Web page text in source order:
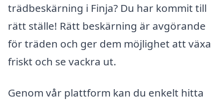
trädbeskärning i Finja? Du har kommit till
rätt ställe! Rätt beskärning är avgörande
för träden och ger dem möjlighet att växa
friskt och se vackra ut.
Genom vår plattform kan du enkelt hitta